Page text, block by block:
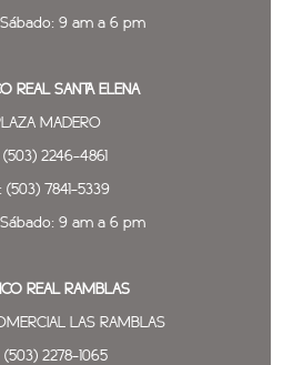
Sábado: 9 am a 6 pm
REAL SANTA ELENA
MADERO
(503) 2246-4861
(503) 7841-5339
Sábado: 9 am a 6 pm
REAL RAMBLAS
LAS RAMBLAS
(503) 2278-1065